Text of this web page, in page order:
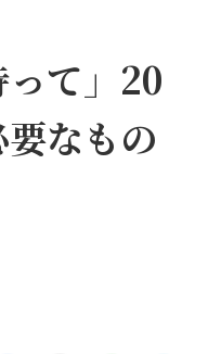
って」20
なもの